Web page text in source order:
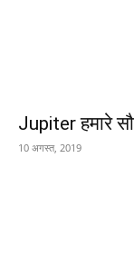
Jupiter हमारे
10 अगस्त, 2019